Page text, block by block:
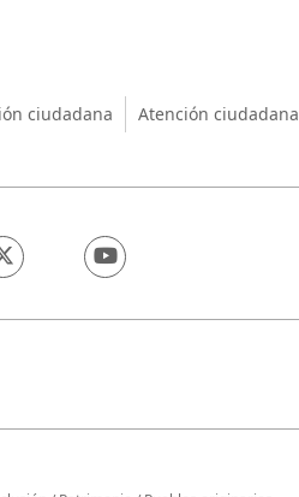
ciudadana Atención ciudadana